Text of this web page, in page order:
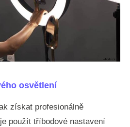
osvětlení
získat profesionálně
použít tříbodové nastavení